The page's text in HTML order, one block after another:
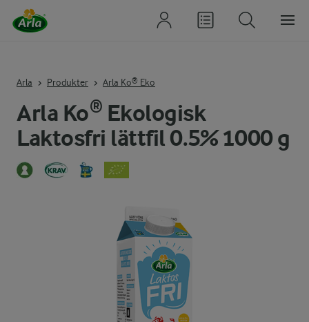
Arla Produkter Arla Ko® Eko
Arla Ko® Ekologisk
Laktosfri lättfil 0.5% 1000 g